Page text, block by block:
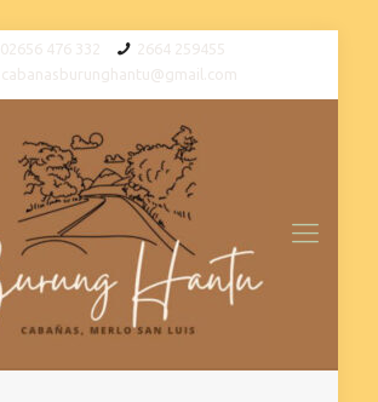
02656 476 332
2664 259455
cabanasburunghantu@gmail.com